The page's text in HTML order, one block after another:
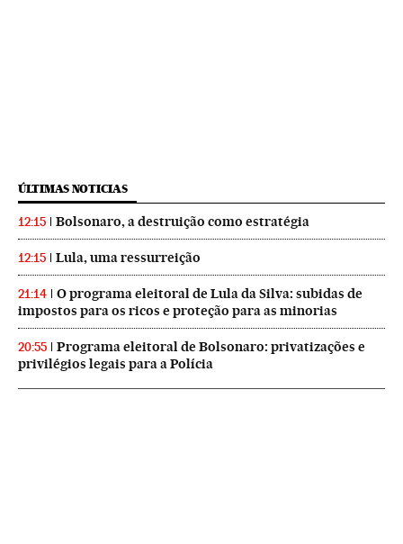
ÚLTIMAS NOTICIAS
12:15 Bolsonaro, a destruição como estratégia
12:15 Lula, uma ressurreição
21:14
O programa eleitoral de Lula da Silva: subidas de
impostos para os ricos e proteção para as minorias
20:55
Programa eleitoral de Bolsonaro: privatizações e
privilégios legais para a Polícia